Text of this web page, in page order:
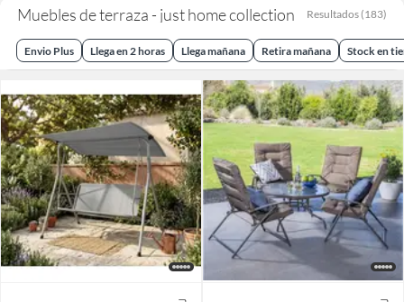
Muebles de terraza - just home collection Resultados (183)
Envio Plus Llega en 2 horas Llega mañana Retira mañana Stock en